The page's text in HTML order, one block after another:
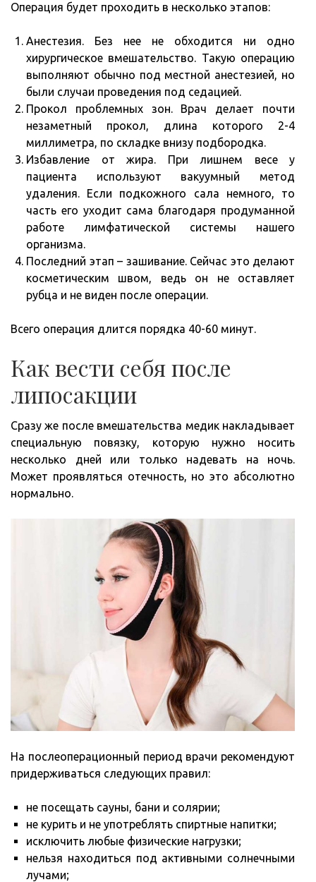
Операция будет проходить в несколько этапов:
Анестезия. Без нее не обходится ни одно
хирургическое вмешательство. Такую операцию
выполняют обычно под местной анестезией, но
были случаи проведения под седацией.
Прокол проблемных зон. Врач делает почти
незаметный прокол, длина которого 2-4
миллиметра, по складке внизу подбородка.
Избавление от жира. При лишнем весе у
пациента используют вакуумный метод
удаления. Если подкожного сала немного, то
часть его уходит сама благодаря продуманной
работе лимфатической системы нашего
организма.
Последний этап – зашивание. Сейчас это делают
косметическим швом, ведь он не оставляет
рубца и не виден после операции.
Всего операция длится порядка 40-60 минут.
Как вести себя после
липосакции
Сразу же после вмешательства медик накладывает
специальную повязку, которую нужно носить
несколько дней или только надевать на ночь.
Может проявляться отечность, но это абсолютно
нормально.
На послеоперационный период врачи рекомендуют
придерживаться следующих правил:
не посещать сауны, бани и солярии;
не курить и не употреблять спиртные напитки;
исключить любые физические нагрузки;
нельзя находиться под активными солнечными
лучами;